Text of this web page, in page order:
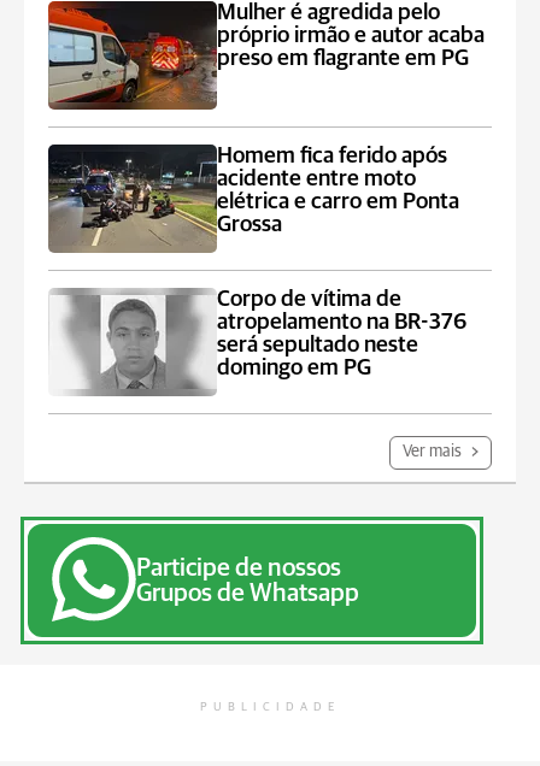
Mulher é agredida pelo
próprio irmão e autor acaba
preso em flagrante em PG
Homem fica ferido após
acidente entre moto
elétrica e carro em Ponta
Grossa
Corpo de vítima de
atropelamento na BR-376
será sepultado neste
domingo em PG
Ver mais
Participe de nossos
Grupos de Whatsapp
PUBLICIDADE